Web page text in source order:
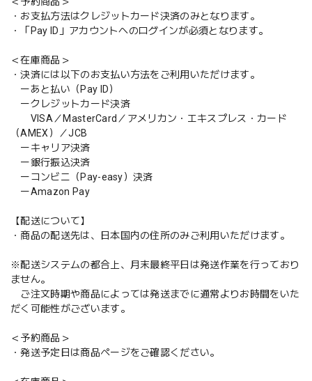
・お支払方法はクレジットカード決済のみとなります。
・「Pay ID」アカウントへのログインが必須となります。
＜在庫商品＞
・決済には以下のお支払い方法をご利用いただけます。
ーあと払い（Pay ID）
ークレジットカード決済
VISA／MasterCard／アメリカン・エキスプレス・カード
（AMEX）／JCB
ーキャリア決済
ー銀行振込決済
ーコンビニ（Pay-easy）決済
ーAmazon Pay
【配送について】
・商品の配送先は、日本国内の住所のみご利用いただけます。
※配送システムの都合上、月末最終平日は発送作業を行っており
ません。
ご注文時期や商品によっては発送までに通常よりお時間をいた
だく可能性がございます。
＜予約商品＞
・発送予定日は商品ページをご確認ください。